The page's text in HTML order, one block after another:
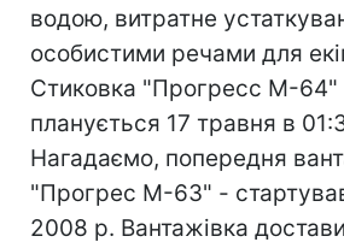
водою, витратне
особистими речами для
Стиковка "Прогресс М-
планується 17 травня в
Нагадаємо, попередня
"Прогрес М-63" -
2008 р. Вантажівка